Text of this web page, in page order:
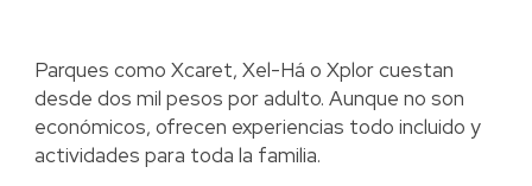
Parques como Xcaret, Xel-Há o Xplor cuestan
desde dos mil pesos por adulto. Aunque no son
económicos, ofrecen experiencias todo incluido y
actividades para toda la familia.